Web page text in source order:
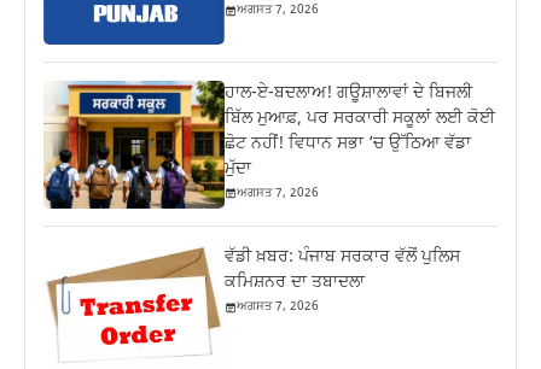
ਅਗਸਤ 7, 2026
ਹਾਲ-ਏ-ਬਦਲਾਅ! ਗਊਸ਼ਾਲਾਵਾਂ ਦੇ ਬਿਜਲੀ
ਬਿੱਲ ਮੁਆਫ਼, ਪਰ ਸਰਕਾਰੀ ਸਕੂਲਾਂ ਲਈ ਕੋਈ
ਛੋਟ ਨਹੀਂ! ਵਿਧਾਨ ਸਭਾ ‘ਚ ਉੱਠਿਆ ਵੱਡਾ
ਮੁੱਦਾ
ਅਗਸਤ 7, 2026
ਵੱਡੀ ਖ਼ਬਰ: ਪੰਜਾਬ ਸਰਕਾਰ ਵੱਲੋਂ ਪੁਲਿਸ
ਕਮਿਸ਼ਨਰ ਦਾ ਤਬਾਦਲਾ
ਅਗਸਤ 7, 2026